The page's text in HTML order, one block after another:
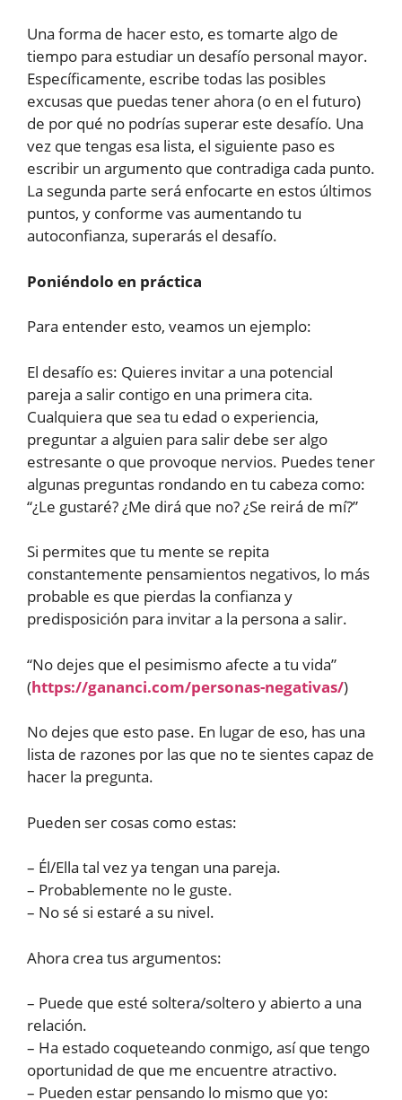
Una forma de hacer esto, es tomarte algo de
tiempo para estudiar un desafío personal mayor.
Específicamente, escribe todas las posibles
excusas que puedas tener ahora (o en el futuro)
de por qué no podrías superar este desafío. Una
vez que tengas esa lista, el siguiente paso es
escribir un argumento que contradiga cada punto.
La segunda parte será enfocarte en estos últimos
puntos, y conforme vas aumentando tu
autoconfianza, superarás el desafío.
Poniéndolo en práctica
Para entender esto, veamos un ejemplo:
El desafío es: Quieres invitar a una potencial
pareja a salir contigo en una primera cita.
Cualquiera que sea tu edad o experiencia,
preguntar a alguien para salir debe ser algo
estresante o que provoque nervios. Puedes tener
algunas preguntas rondando en tu cabeza como:
“¿Le gustaré? ¿Me dirá que no? ¿Se reirá de mí?”
Si permites que tu mente se repita
constantemente pensamientos negativos, lo más
probable es que pierdas la confianza y
predisposición para invitar a la persona a salir.
“No dejes que el pesimismo afecte a tu vida”
(https://gananci.com/personas-negativas/)
No dejes que esto pase. En lugar de eso, has una
lista de razones por las que no te sientes capaz de
hacer la pregunta.
Pueden ser cosas como estas:
– Él/Ella tal vez ya tengan una pareja.
– Probablemente no le guste.
– No sé si estaré a su nivel.
Ahora crea tus argumentos:
– Puede que esté soltera/soltero y abierto a una
relación.
– Ha estado coqueteando conmigo, así que tengo
oportunidad de que me encuentre atractivo.
– Pueden estar pensando lo mismo que yo: